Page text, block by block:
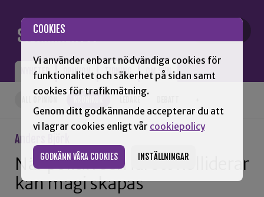
COOKIES
Vi använder enbart nödvändiga cookies för
funktionalitet och säkerhet på sidan samt
cookies för trafikmätning.
Genom ditt godkännande accepterar du att
vi lagrar cookies enligt vår cookiepolicy
GODKÄNN VÅRA COOKIES INSTÄLLNINGAR
NYHETER OPINION TIDNING OM SNN
Anders Björk
När politik och idrott kolliderar
kan magi skapas